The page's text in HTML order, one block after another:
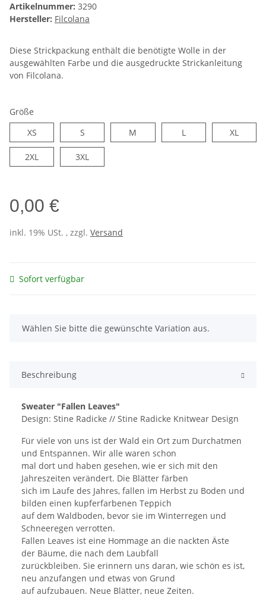
Artikelnummer: 3290
Hersteller: Filcolana
Diese Strickpackung enthält die benötigte Wolle in der
ausgewählten Farbe und die ausgedruckte Strickanleitung
von Filcolana.
Größe
XSXS SS M L XL
2XL 3XL
0,00 €
inkl. 19% USt. , zzgl. Versand
Sofort verfügbar
x
Wählen Sie bitte die gewünschte Variation aus.
Beschreibung
Sweater "Fallen Leaves"
Design: Stine Radicke // Stine Radicke Knitwear Design
Für viele von uns ist der Wald ein Ort zum Durchatmen
und Entspannen. Wir alle waren schon
mal dort und haben gesehen, wie er sich mit den
Jahreszeiten verändert. Die Blätter färben
sich im Laufe des Jahres, fallen im Herbst zu Boden und
bilden einen kupferfarbenen Teppich
auf dem Waldboden, bevor sie im Winterregen und
Schneeregen verrotten.
Fallen Leaves ist eine Hommage an die nackten Äste
der Bäume, die nach dem Laubfall
zurückbleiben. Sie erinnern uns daran, wie schön es ist,
neu anzufangen und etwas von Grund
auf aufzubauen. Neue Blätter, neue Zeiten.